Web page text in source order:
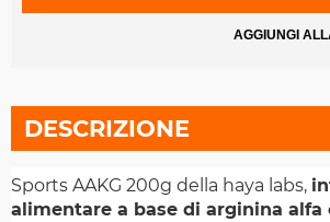
AGGIUNGI
DESCRIZIONE
Sports AAKG 200g della haya labs,
alimentare a base di arginina alfa